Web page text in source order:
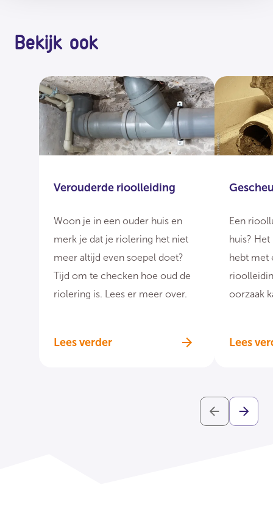
Bekijk ook
Verouderde rioolleiding
Woon je in een ouder huis en
merk je dat je riolering het niet
meer altijd even soepel doet?
Tijd om te checken hoe oud de
riolering is. Lees er meer over.
Lees verder
Een
huis?
hebt met
oorzaak
Lees